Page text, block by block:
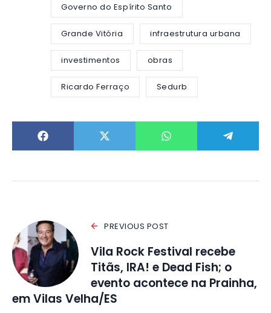
Governo do Espírito Santo
Grande Vitória infraestrutura urbana
investimentos obras
Ricardo Ferraço Sedurb
PREVIOUS POST
Vila Rock Festival recebe
Titãs, IRA! e Dead Fish; o
evento acontece na Prainha,
em Vilas Velha/ES